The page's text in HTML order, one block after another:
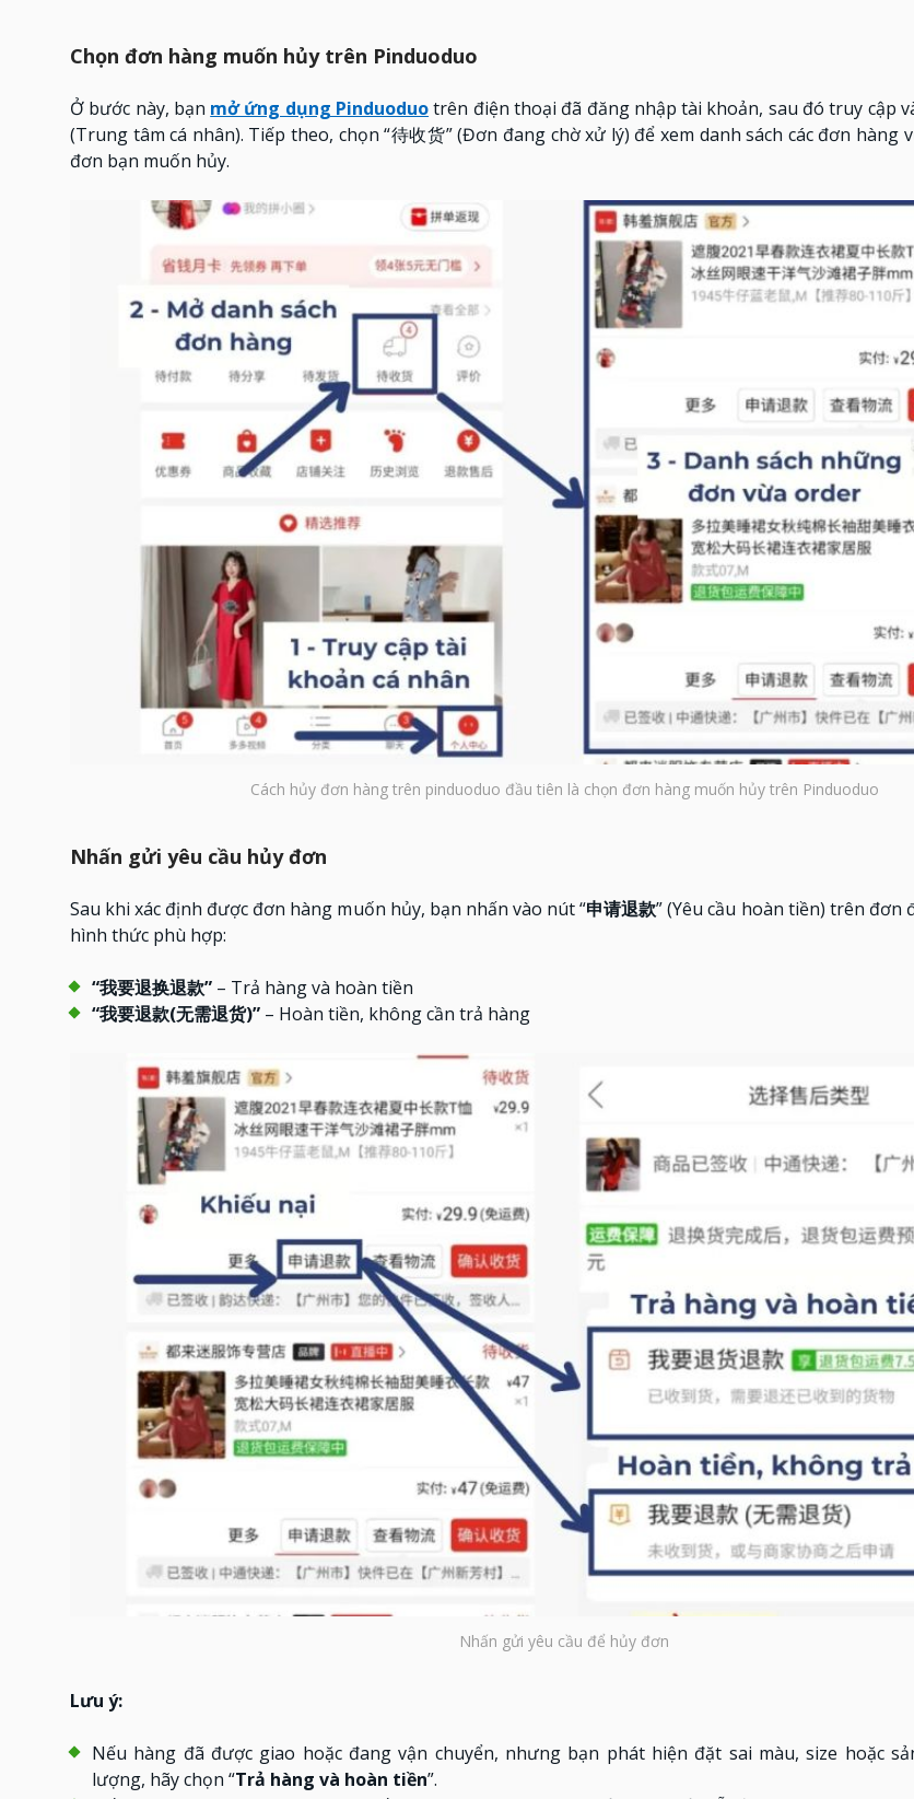
Chọn đơn hàng muốn hủy trên Pinduoduo
Ở bước này, bạn mở ứng dụng Pinduoduotrên điện thoại đã đăng nhập tài khoản, sau đó truy cập
(Trung tâm cá nhân). Tiếp theo, chọn “待收货” (Đơn đang chờ xử lý) để xem danh sách các đơn hàng
đơn bạn muốn hủy.
Cách hủy đơn hàng trên pinduoduo đầu tiên là chọn đơn hàng muốn hủy trên Pinduoduo
Nhấn gửi yêu cầu hủy đơn
Sau khi xác định được đơn hàng muốn hủy, bạn nhấn vào nút “申请退款” (Yêu cầu hoàn tiền) trên đơn
hình thức phù hợp:
“我要退换退款” – Trả hàng và hoàn tiền
“我要退款(无需退货)” – Hoàn tiền, không cần trả hàng
Nhấn gửi yêu cầu để hủy đơn
Lưu ý:
Nếu hàng đã được giao hoặc đang vận chuyển, nhưng bạn phát hiện đặt sai màu, size hoặc
lượng, hãy chọn “Trả hàng và hoàn tiền”.